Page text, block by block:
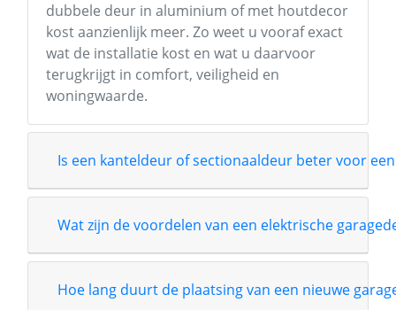
dubbele deur in aluminium of met houtdecor
kost aanzienlijk meer. Zo weet u vooraf exact
wat de installatie kost en wat u daarvoor
terugkrijgt in comfort, veiligheid en
woningwaarde.
Is een kanteldeur of sectionaaldeur beter voor
Wat zijn de voordelen van een elektrische
Hoe lang duurt de plaatsing van een nieuwe